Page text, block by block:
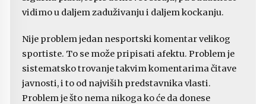
vidimo u daljem zaduživanju i daljem kockanju.
Nije problem jedan nesportski komentar velikog
sportiste. To se može pripisati afektu. Problem je
sistematsko trovanje takvim komentarima čitave
javnosti, i to od najviših predstavnika vlasti.
Problem je što nema nikoga ko će da donese